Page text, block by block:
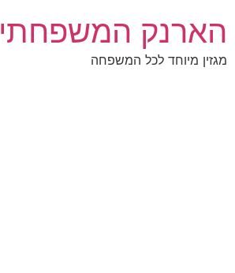
הארנק המשפחתי
מגזין מיוחד לכל המשפחה